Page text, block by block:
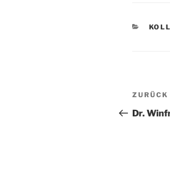
Beitrag
ZURÜCK
Dr.